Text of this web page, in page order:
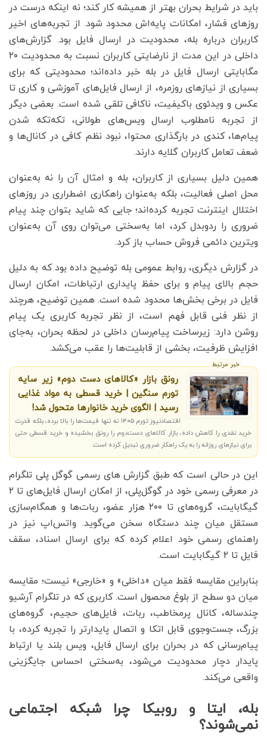
باید در شرایط بحران بهتر از همیشه کار کند؛ نه اینکه درست در
روزهای فشار، امکانات پایه‌اش محدود شود. از تجربه‌های اخیر
کاربران درباره بله، محدودیت در ارسال فایل بود. گزارش‌های
داخلی در این مدت از نارضایتی کاربران نسبت به محدودیت ۲۰
مگابایتی ارسال فایل در بله خبر داده‌اند؛ محدودیتی که برای
بسیاری از نیازهای روزمره، از ارسال فایل‌های آموزشی و کاری تا
عکس و ویدئوی باکیفیت، ناکافی تلقی شده است. بعضی دیگر
از تجربه نامطلوب ارسال ویس‌های طولانی، تکه‌تکه شدن
پیام‌ها، کندی در بارگذاری محتوا، نبود نظم کافی در کانال‌ها و
ضعف تعامل کاربران گلایه دارند.
همین دلیل بسیاری از کاربران، بله و امثال آن را نه به‌عنوان
محل اصلی فعالیت، بلکه به‌عنوان راهکاری اضطراری در روزهای
اختلال اینترنت تجربه کرده‌اند؛ جایی که شاید بتوان چند پیام
ضروری را ردوبدل کرد، اما به‌سختی می‌توان روی آن به‌عنوان
ویترین دائمی فروش حساب باز کرد.
در گزارش دیگری، روابط عمومی بله توضیح داده بود که به دلیل
حجم بالای پیام و برای حفظ پایداری ارتباطات، امکان ارسال
فایل در برخی بخش‌ها محدود شده است. همین توضیح، هرچند
از نظر فنی قابل فهم است، از نظر تجربه کاربری یک پیام
روشن دارد: زیرساخت پیام‌رسان داخلی در لحظه بحران، به‌جای
افزایش ظرفیت، بخشی از قابلیت‌ها را عقب می‌کشد.
خبر مرتبط
رونق بازار «کالاهای دست دوم» زیر سایه
تورم سنگین | خرید قسطی به مواد غذایی
رسید | الگوی خرید خانوارها متحول شد!
اقتصادنیوز:تورم ۱۴۰۵ نه تنها قیمت‌ها را بالا برده، بلکه قدرت
خرید نقدی را کاهش داده، بازار کالاهای دست‌دوم را رونق بخشیده و خرید قسطی حتی
برای نیازهای روزانه را به یک راهکار ضروری تبدیل کرده است.
این در حالی است که طبق گزارش های رسمی گوگل پلی تلگرام
در معرفی رسمی خود در گوگل‌پلی، از امکان ارسال فایل‌های تا ۲
گیگابایت، گروه‌های تا ۲۰۰ هزار عضو، ربات‌ها و همگام‌سازی
مستقل میان چند دستگاه سخن می‌گوید. واتس‌اپ نیز در
راهنمای رسمی خود اعلام کرده که برای ارسال اسناد، سقف
فایل تا ۲ گیگابایت است.
بنابراین مقایسه فقط میان «داخلی» و «خارجی» نیست؛ مقایسه
میان دو سطح از بلوغ محصول است. کاربری که در تلگرام آرشیو
چندساله، کانال پرمخاطب، ربات، فایل‌های حجیم، گروه‌های
بزرگ، جست‌وجوی قابل اتکا و اتصال پایدارتر را تجربه کرده، با
پیام‌رسانی که در بحران برای ارسال فایل، ویس بلند یا ارتباط
پایدار دچار محدودیت می‌شود، به‌سختی احساس جایگزینی
واقعی می‌کند.
بله، ایتا و روبیکا چرا شبکه اجتماعی
نمی‌شوند؟